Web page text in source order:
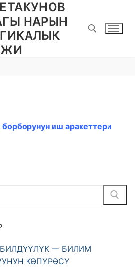
НАРЫН
иш аракеттери
— БИЛИМ
КӨПҮРӨСҮ